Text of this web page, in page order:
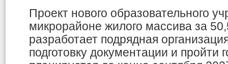
Проект нового образовательного
микрорайоне жилого массива за
разработает подрядная
подготовку документации и пройти